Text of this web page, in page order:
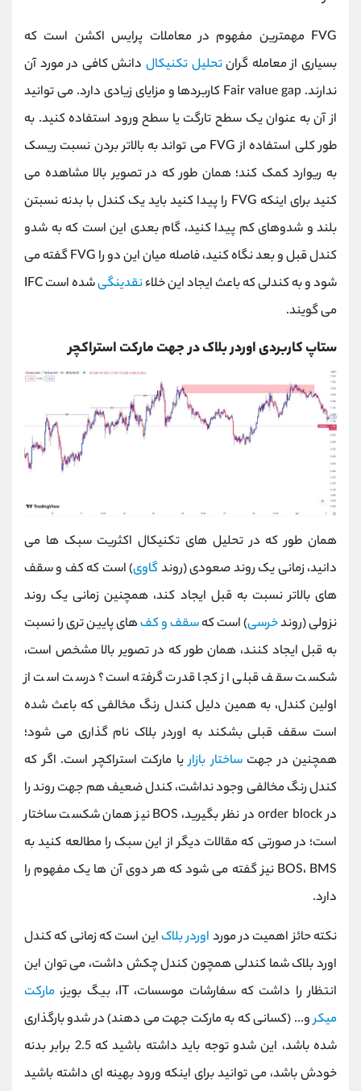
FVG مهمترین مفهوم در معاملات پرایس اکشن است که
بسیاری از معامله گرانتحلیل تکنیکال دانش کافی در مورد آن
ندارند. Fair value gap کاربردها و مزایای زیادی دارد. می توانید
از آن به عنوان یک سطح تارگت یا سطح ورود استفاده کنید. به
طور کلی استفاده از FVG می تواند به بالاتر بردن نسبت ریسک
به ریوارد کمک کند؛ همان طور که در تصویر بالا مشاهده می
کنید برای اینکه FVG را پیدا کنید باید یک کندل با بدنه نسبتن
بلند و شدوهای کم پیدا کنید، گام بعدی این است که به شدو
کندل قبل و بعد نگاه کنید، فاصله میان این دو را FVG گفته می
شود و به کندلی که باعث ایجاد این خلاءنقدینگی
شده است IFC
می گویند.
ستاپ کاربردی اوردر بلاک در جهت مارکت استراکچر
همان طور که در تحلیل های تکنیکال اکثریت سبک ها می
دانید، زمانی یک روند صعودی (روندگاوی) است که کف و سقف
های بالاتر نسبت به قبل ایجاد کند، همچنین زمانی یک روند
نزولی (روندخرسی) است کهسقف و کفهای پایین تری را نسبت
به قبل ایجاد کنند، همان طور که در تصویر بالا مشخص است،
شکست سقف قبلی از کجا قدرت گرفته است؟ درست است از
اولین کندل، به همین دلیل کندل رنگ مخالفی که باعث شده
است سقف قبلی بشکند به اوردر بلاک نام گذاری می شود؛
همچنین در جهتساختار بازاریا مارکت استراکچر است. اگر که
کندل رنگ مخالفی وجود نداشت، کندل ضعیف هم جهت روند را
در order block در نظر بگیرید، BOS نیز همان شکست ساختار
است؛ در صورتی که مقالات دیگر از این سبک را مطالعه کنید به
BOS، BMS نیز گفته می شود که هر دوی آن ها یک مفهوم را
دارد.
نکته حائز اهمیت در مورد اوردر بلاک این است که زمانی که کندل
اورد بلاک شما کندلی همچون کندل چکش داشت، می توان این
انتظار را داشت که سفارشات موسسات، IT، بیگ بویز،
مارکت
میکرو... (کسانی که به مارکت جهت می دهند) در شدو بارگذاری
شده باشد، این شدو توجه باید داشته باشید که 2.5 برابر بدنه
خودش باشد، می توانید برای اینکه ورود بهینه ای داشته باشید